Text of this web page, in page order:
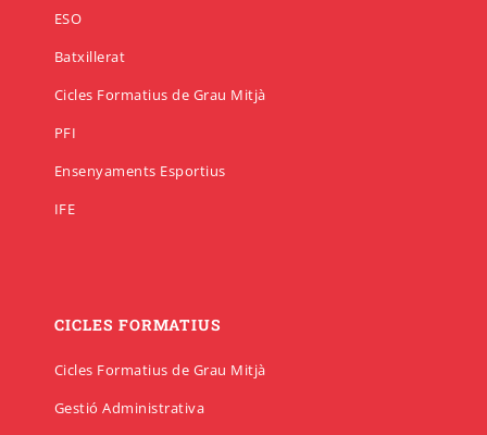
ESO
Batxillerat
Cicles Formatius de Grau Mitjà
PFI
Ensenyaments Esportius
IFE
CICLES FORMATIUS
Cicles Formatius de Grau Mitjà
Gestió Administrativa